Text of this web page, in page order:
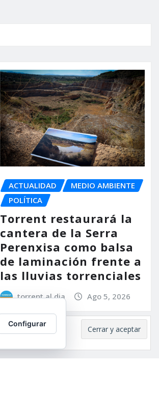
ACTUALIDAD
MEDIO AMBIENTE
POLÍTICA
Torrent restaurará la
cantera de la Serra
Perenxisa como balsa
de laminación frente a
las lluvias torrenciales
torrent al dia Ago 5, 2026
Configurar